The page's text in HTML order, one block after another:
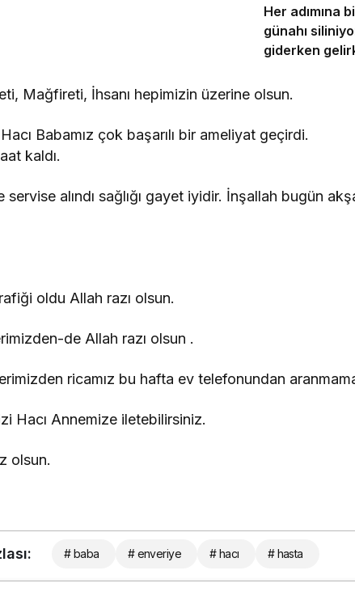
Her adımına
günahı
giderken
var.
Mağfireti, İhsanı hepimizin üzerine olsun.
Babamız çok başarılı bir ameliyat geçirdi.
kaldı.
servise alındı sağlığı gayet iyidir. İnşallah bugün
oldu Allah razı olsun.
de Allah razı olsun .
ricamız bu hafta ev telefonundan
Hacı Annemize iletebilirsiniz.
olsun.
# baba # enveriye # hacı # hasta